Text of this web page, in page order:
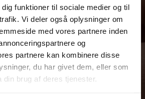
funktioner til sociale medier og til
Vi deler også oplysninger om
med vores partnere inden
og
partnere kan kombinere disse
du har givet dem, eller som
din brug af deres tjenester.